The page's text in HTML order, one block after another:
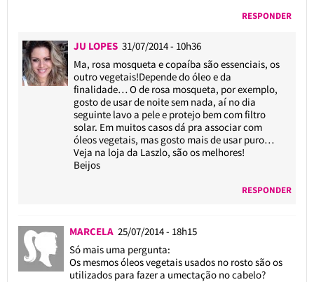
RESPONDER
JU LOPES 31/07/2014 - 10h36
Ma, rosa mosqueta e copaíba são essenciais, os
outro vegetais!Depende do óleo e da
finalidade… O de rosa mosqueta, por exemplo,
gosto de usar de noite sem nada, aí no dia
seguinte lavo a pele e protejo bem com filtro
solar. Em muitos casos dá pra associar com
óleos vegetais, mas gosto mais de usar puro…
Veja na loja da Laszlo, são os melhores!
Beijos
RESPONDER
MARCELA 25/07/2014 - 18h15
Só mais uma pergunta:
Os mesmos óleos vegetais usados no rosto são os
utilizados para fazer a umectação no cabelo?